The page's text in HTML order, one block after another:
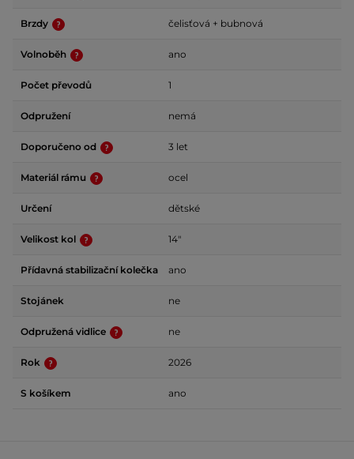
Brzdy čelisťová + bubnová
Volnoběh ano
Počet převodů 1
Odpružení nemá
Doporučeno od 3 let
Materiál rámu ocel
Určení dětské
Velikost kol 14"
Přídavná stabilizační kolečka ano
Stojánek ne
Odpružená vidlice ne
Rok 2026
S košíkem ano